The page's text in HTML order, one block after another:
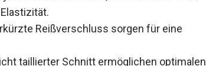
Reißverschluss sorgen für eine
taillierter Schnitt ermöglichen optimalen